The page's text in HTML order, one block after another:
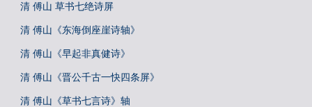
清 傅山 草书七绝诗屏
清 傅山《东海倒座崖诗轴》
清 傅山《早起非真健诗》
清 傅山《晋公千古一快四条屏》
清 傅山《草书七言诗》轴